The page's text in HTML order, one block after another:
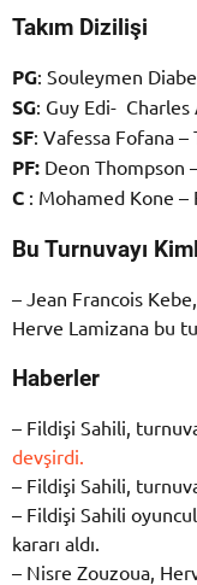
Takım Dizilişi
PG: Souleymen
SG: Guy Edi- Charles
SF: Vafessa Fofana
PF: Deon Thompson
C : Mohamed Kone –
Bu Turnuvayı
– Jean Francois
Herve Lamizana bu
Haberler
– Fildişi Sahili,
devşirdi.
– Fildişi Sahili, turnuva
– Fildişi Sahili
kararı aldı.
– Nisre Zouzoua,